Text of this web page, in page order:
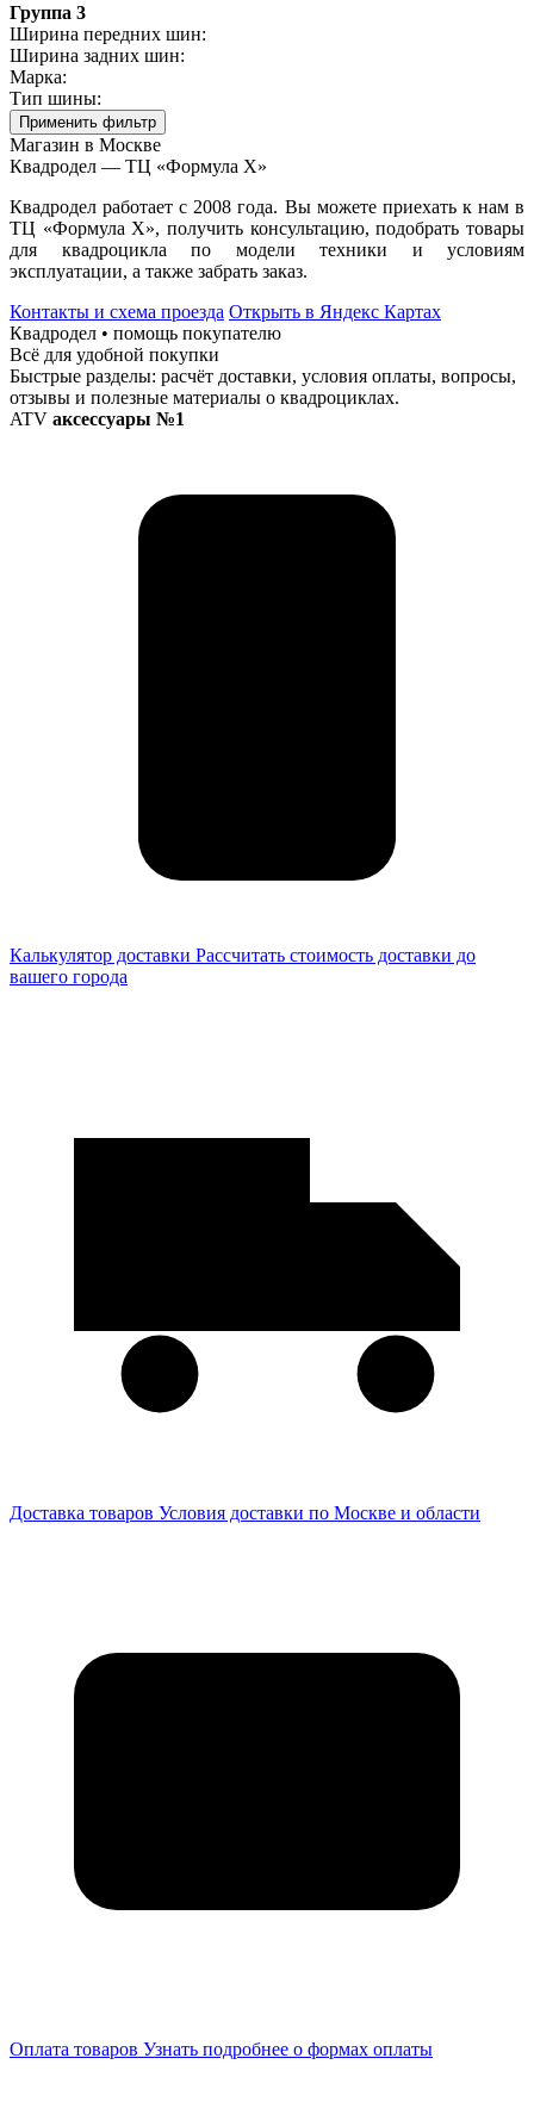
Группа 3
Ширина передних шин:
Ширина задних шин:
Марка:
Тип шины:
Применить фильтр
Магазин в Москве
Квадродел — ТЦ «Формула Х»
Квадродел работает с 2008 года. Вы можете приехать к нам в
ТЦ «Формула Х», получить консультацию, подобрать товары
для квадроцикла по модели техники и условиям
эксплуатации, а также забрать заказ.
Контакты и схема проезда Открыть в Яндекс Картах
Квадродел • помощь покупателю
Всё для удобной покупки
Быстрые разделы: расчёт доставки, условия оплаты, вопросы,
отзывы и полезные материалы о квадроциклах.
ATV аксессуары №1
Калькулятор доставки Рассчитать стоимость доставки до
вашего города
Доставка товаров Условия доставки по Москве и области
Оплата товаров Узнать подробнее о формах оплаты